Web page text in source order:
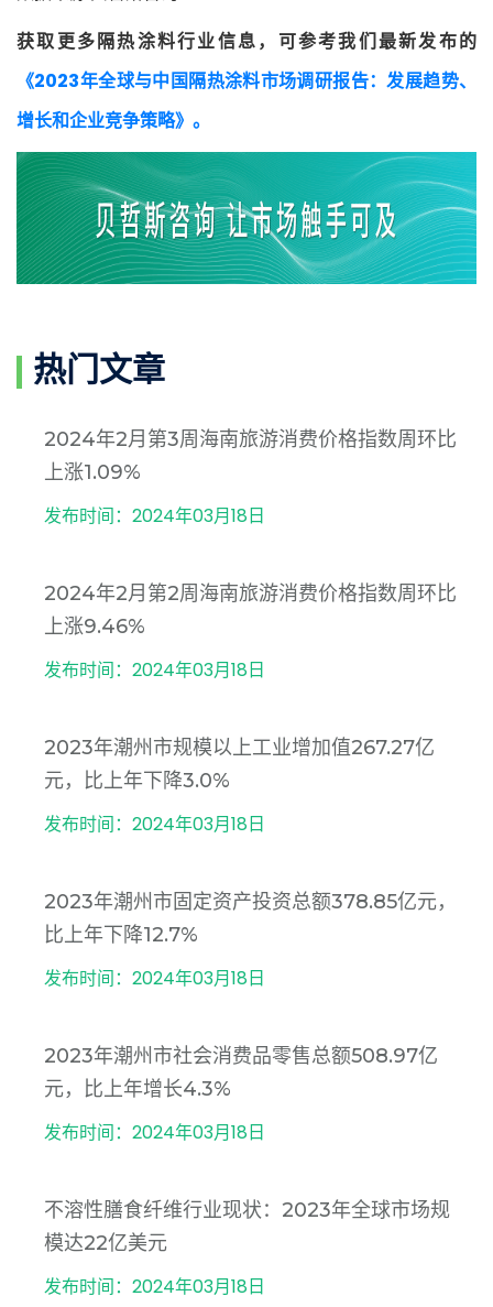
获取更多隔热涂料行业信息，可参考我们最新发布的
《2023年全球与中国隔热涂料市场调研报告：发展趋势、
增长和企业竞争策略》。
热门文章
2024年2月第3周海南旅游消费价格指数周环比
上涨1.09%
发布时间：2024年03月18日
2024年2月第2周海南旅游消费价格指数周环比
上涨9.46%
发布时间：2024年03月18日
2023年潮州市规模以上工业增加值267.27亿
元，比上年下降3.0%
发布时间：2024年03月18日
2023年潮州市固定资产投资总额378.85亿元，
比上年下降12.7%
发布时间：2024年03月18日
2023年潮州市社会消费品零售总额508.97亿
元，比上年增长4.3%
发布时间：2024年03月18日
不溶性膳食纤维行业现状：2023年全球市场规
模达22亿美元
发布时间：2024年03月18日